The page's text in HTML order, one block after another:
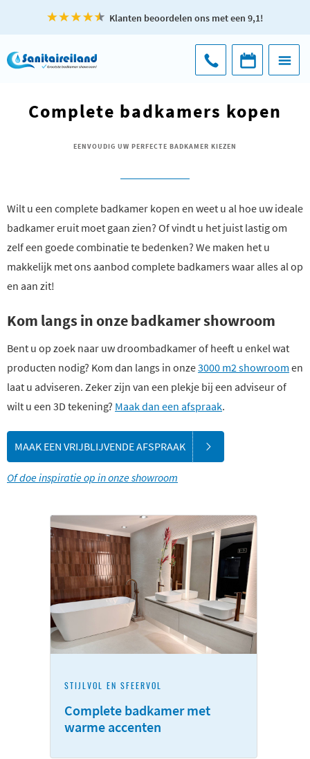
Klanten beoordelen ons met een 9,1!
Complete badkamers kopen
EENVOUDIG UW PERFECTE BADKAMER KIEZEN
Wilt u een complete badkamer kopen en weet u al hoe uw ideale
badkamer eruit moet gaan zien? Of vindt u het juist lastig om
zelf een goede combinatie te bedenken? We maken het u
makkelijk met ons aanbod complete badkamers waar alles al op
en aan zit!
Kom langs in onze badkamer showroom
Bent u op zoek naar uw droombadkamer of heeft u enkel wat
producten nodig? Kom dan langs in onze3000 m2 showroom en
laat u adviseren. Zeker zijn van een plekje bij een adviseur of
wilt u een 3D tekening? Maak dan een afspraak.
MAAK EEN VRIJBLIJVENDE AFSPRAAK
Of doe inspiratie op in onze showroom
STIJLVOL EN SFEERVOL
Complete badkamer met
warme accenten